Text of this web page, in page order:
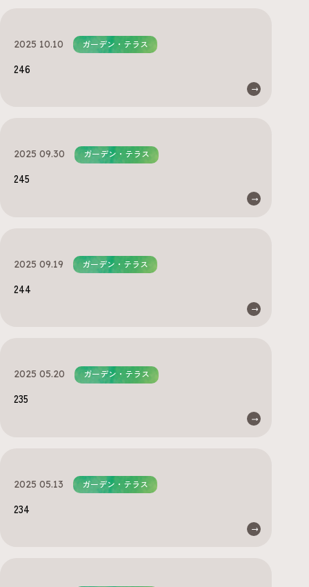
2025 10.10 ガーデン・テラス
246
2025 09.30 ガーデン・テラス
245
2025 09.19 ガーデン・テラス
244
2025 05.20 ガーデン・テラス
235
2025 05.13 ガーデン・テラス
234